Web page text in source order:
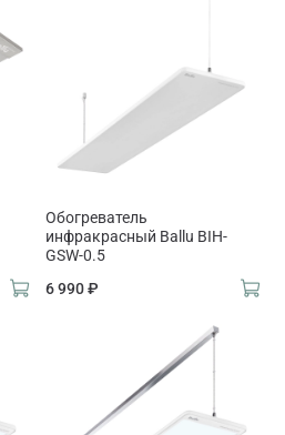
Обогреватель
инфракрасный Ballu BIH-
GSW-0.5
6 990 ₽